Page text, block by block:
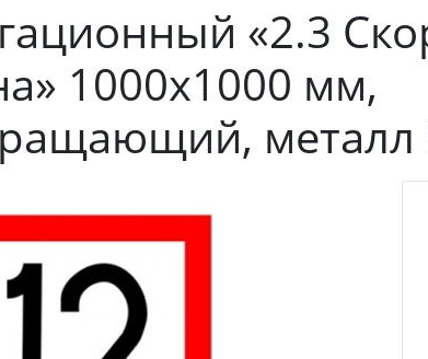
«2.3
1000х1000 мм,